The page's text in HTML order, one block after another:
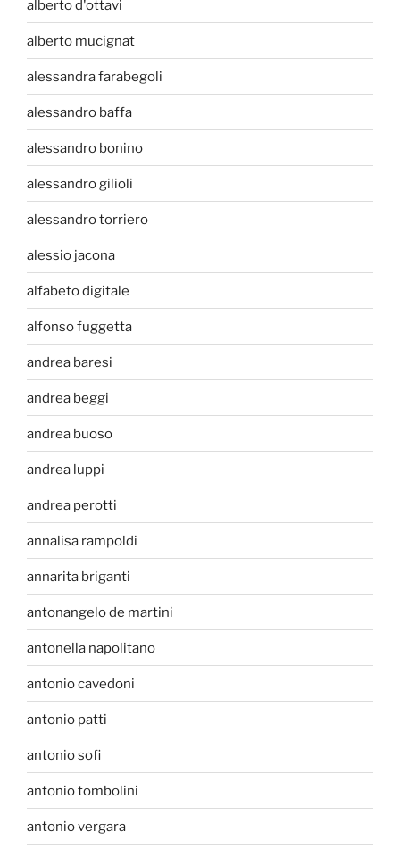
alberto d'ottavi
alberto mucignat
alessandra farabegoli
alessandro baffa
alessandro bonino
alessandro gilioli
alessandro torriero
alessio jacona
alfabeto digitale
alfonso fuggetta
andrea baresi
andrea beggi
andrea buoso
andrea luppi
andrea perotti
annalisa rampoldi
annarita briganti
antonangelo de martini
antonella napolitano
antonio cavedoni
antonio patti
antonio sofi
antonio tombolini
antonio vergara